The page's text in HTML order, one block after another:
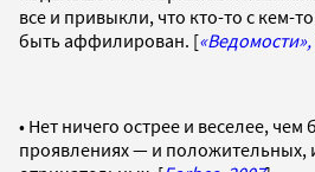
все и привыкли, что кто-то с кем-
быть аффилирован. [«Ведомости»,
• Нет ничего острее и веселее, чем
проявлениях — и положительных,